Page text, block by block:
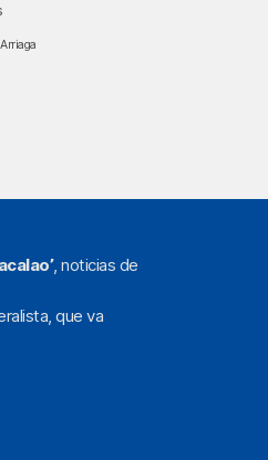
, noticias de
que va